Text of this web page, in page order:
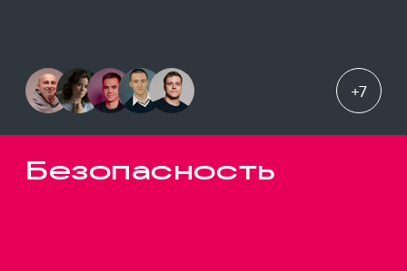
+7
Безопасность